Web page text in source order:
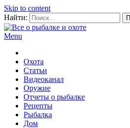
Skip to content
Найти:
Menu
Охота
Статьи
Видеоканал
Оружие
Отчеты о рыбалке
Рецепты
Рыбалка
Дом